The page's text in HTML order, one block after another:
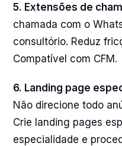
5. Extensões de
chamada com o
consultório. Reduz
Compatível com CFM.
6. Landing page
Não direcione todo
Crie landing pages
especialidade e